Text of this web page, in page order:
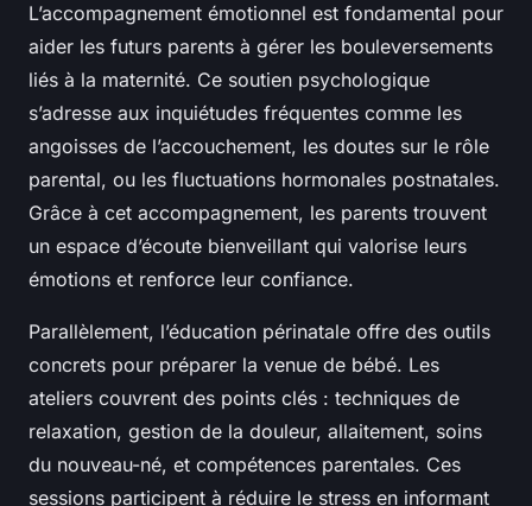
L’accompagnement émotionnel est fondamental pour
aider les futurs parents à gérer les bouleversements
liés à la maternité. Ce soutien psychologique
s’adresse aux inquiétudes fréquentes comme les
angoisses de l’accouchement, les doutes sur le rôle
parental, ou les fluctuations hormonales postnatales.
Grâce à cet accompagnement, les parents trouvent
un espace d’écoute bienveillant qui valorise leurs
émotions et renforce leur confiance.
Parallèlement, l’éducation périnatale offre des outils
concrets pour préparer la venue de bébé. Les
ateliers couvrent des points clés : techniques de
relaxation, gestion de la douleur, allaitement, soins
du nouveau-né, et compétences parentales. Ces
sessions participent à réduire le stress en informant